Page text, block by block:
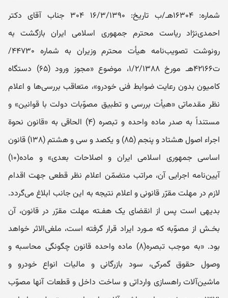
شماره: ۱۶۳۰۴هـ/ب تاریخ: ۱۶/۳/۱۳۹۰ ۳۰۴ جناب آقای دکتر
احمدی‌نژاد ریاست محترم جمهوری اسلامی ایران بازگشت به
رونوشت تصویب‌نامه هیأت محترم وزیران به شماره ۴۴۷۳۰/
ت۴۲۱۶۶هـ مورخ ۱/۲/۱۳۸۸، موضوع «مجوز ورود (۶۵) دستگاه
کامیون بدون رعایت ضوابط فنی خودرو»، متعاقب بررسی‌ها و اعلام
نظر مقدماتی «هیأت بررسی و تطبیق مصوّبات دولت با قوانین» و
مستنداً به صدر ماده واحده و تبصره (۴) الحاقی به «قانون نحوة
اجراء اصول هشتاد و پنجم (۸۵) و یکصد و سی و هشتم (۱۳۸) قانون
اساسی‌ جمهوری اسلامی ایران و اصلاحات بعدی» و ماده(۱۰)
آیین‌نامه اجرایی‌ آن، ‌مراتب متضمّن اعلام نظر قطعی جهت اقدام
لازم در مهلت مقرّر‌ قانونی و اعلام نتیجه به این جانب ابلاغ می‌گردد.
بدیهی است پس از انقضای یک هفـته مهلت مقرّر در ‌قانون، آن
بخـش از مصوّبه که مـورد ایراد قرار گرفته است، ملغی‌الاثر خواهد
بود. «به موجب تبصره(۸) ماده واحده قانون چگونگی محاسبه و
وصول حقوق گمرکی، سود بازرگانی و مالیات انواع خودرو و
ماشین‌آلات راهسازی وارداتی و ساخت داخل و قطعات آنها مصوّب